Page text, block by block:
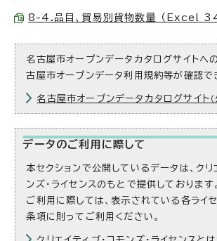
8-4.品目、貿易別貨物数量 （Excel
名古屋市オープンデータカタログサイトへ
古屋市オープンデータ利用規約等が確認で
名古屋市オープンデータカタログサイト
データのご利用に際して
本セクションで公開しているデータは、クリ
ンズ・ライセンスのもとで提供しております
ご利用に際しては、表示されている各ライ
条項に則ってご利用ください。